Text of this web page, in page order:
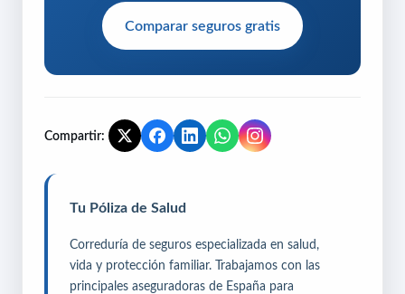
Comparar seguros gratis
Compartir:
Tu Póliza de Salud
Correduría de seguros especializada en salud,
vida y protección familiar. Trabajamos con las
principales aseguradoras de España para